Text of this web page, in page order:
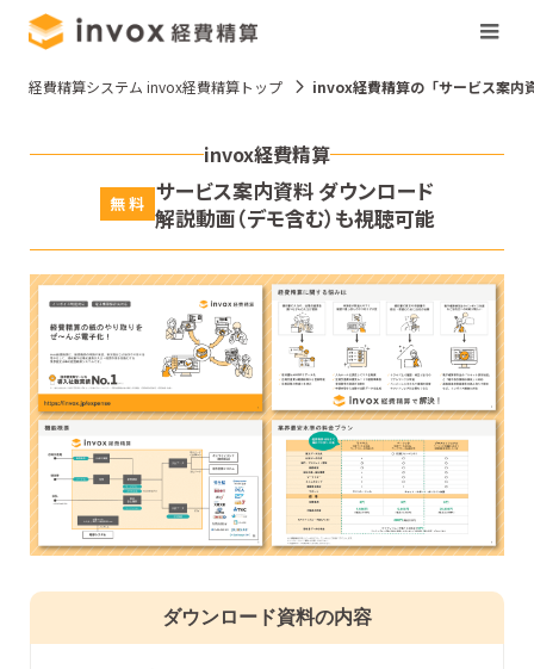
経費精算システム invox経費精算トップ invox経費精算の「サービス案内
invox経費精算
無 料 サービス案内資料 ダウンロード
解説動画（デモ含む）も視聴可能
ダウンロード資料の内容